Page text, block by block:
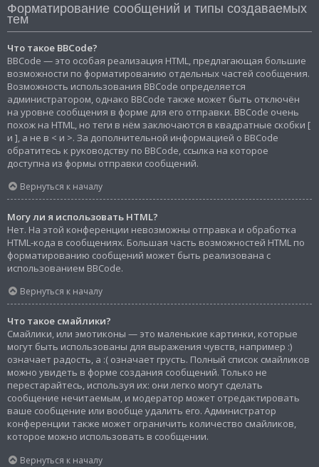
Форматирование сообщений и типы создаваемых
тем
Что такое BBCode?
BBCode — это особая реализация HTML, предлагающая большие
возможности по форматированию отдельных частей сообщения.
Возможность использования BBCode определяется
администратором, однако BBCode также может быть отключён
на уровне сообщения в форме для его отправки. BBCode очень
похож на HTML, но теги в нём заключаются в квадратные скобки [
и ], а не в < и >. За дополнительной информацией о BBCode
обратитесь к руководству по BBCode, ссылка на которое
доступна из формы отправки сообщений.
Вернуться к началу
Могу ли я использовать HTML?
Нет. На этой конференции невозможны отправка и обработка
HTML-кода в сообщениях. Большая часть возможностей HTML по
форматированию сообщений может быть реализована с
использованием BBCode.
Вернуться к началу
Что такое смайлики?
Смайлики, или эмотиконы — это маленькие картинки, которые
могут быть использованы для выражения чувств, например :)
означает радость, а :( означает грусть. Полный список смайликов
можно увидеть в форме создания сообщений. Только не
перестарайтесь, используя их: они легко могут сделать
сообщение нечитаемым, и модератор может отредактировать
ваше сообщение или вообще удалить его. Администратор
конференции также может ограничить количество смайликов,
которое можно использовать в сообщении.
Вернуться к началу